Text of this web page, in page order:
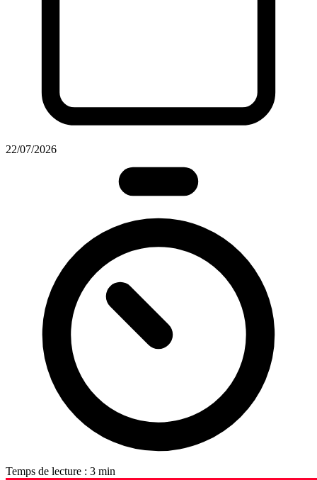
22/07/2026
Temps de lecture : 3 min